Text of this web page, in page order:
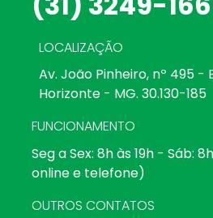
LOCALIZAÇÃO
Av. João Pinheiro, nº 495 -
Horizonte - MG. 30.130-185
FUNCIONAMENTO
Seg a Sex: 8h às 19h - Sáb:
online e telefone)
OUTROS CONTATOS